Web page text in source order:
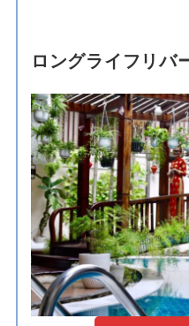
ロングライフリバ